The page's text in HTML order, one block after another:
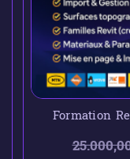
Formation